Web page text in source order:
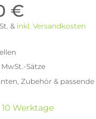
€
& inkl. Versandkosten
Sätze
1.797,51 €
1.859,50 €
Zubehör &
Werktage